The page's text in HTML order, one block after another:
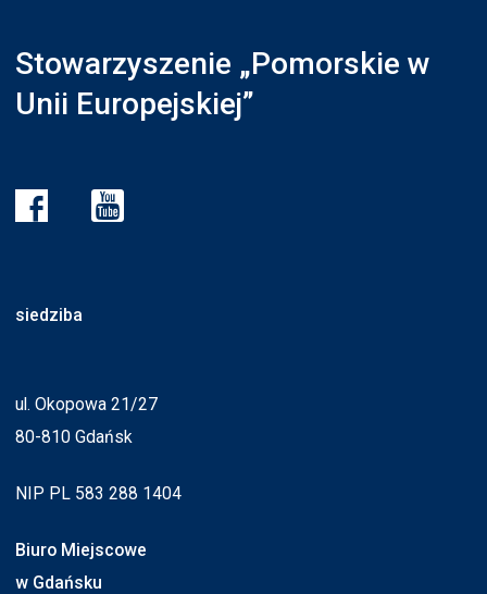
Stowarzyszenie „Pomorskie w
Unii Europejskiej”
siedziba
ul. Okopowa 21/27
80-810 Gdańsk
NIP PL 583 288 1404
Biuro Miejscowe
w Gdańsku